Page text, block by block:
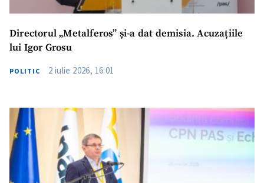
Directorul „Metalferos” și-a dat demisia. Acuzațiile
lui Igor Grosu
POLITIC 2 iulie 2026, 16:01